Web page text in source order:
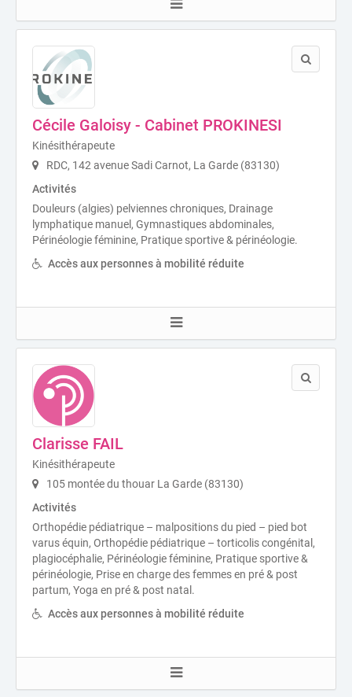
Cécile Galoisy - Cabinet PROKINESI
Kinésithérapeute
RDC, 142 avenue Sadi Carnot, La Garde (83130)
Activités
Douleurs (algies) pelviennes chroniques, Drainage
lymphatique manuel, Gymnastiques abdominales,
Périnéologie féminine, Pratique sportive & périnéologie.
Accès aux personnes à mobilité réduite
Clarisse FAIL
Kinésithérapeute
105 montée du thouar La Garde (83130)
Activités
Orthopédie pédiatrique – malpositions du pied – pied bot
varus équin, Orthopédie pédiatrique – torticolis congénital,
plagiocéphalie, Périnéologie féminine, Pratique sportive &
périnéologie, Prise en charge des femmes en pré & post
partum, Yoga en pré & post natal.
Accès aux personnes à mobilité réduite